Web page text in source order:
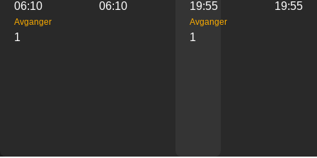
06:10 06:10
Avganger
1
19:55 19:55
Avganger
1